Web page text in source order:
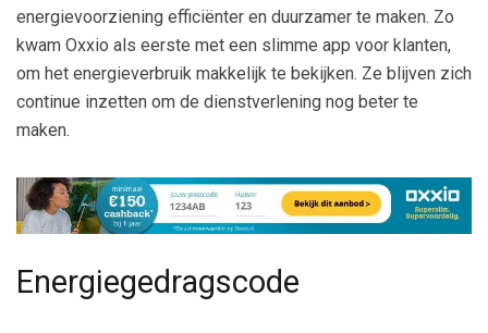
energievoorziening efficiënter en duurzamer te maken. Zo
kwam Oxxio als eerste met een slimme app voor klanten,
om het energieverbruik makkelijk te bekijken. Ze blijven zich
continue inzetten om de dienstverlening nog beter te
maken.
Energiegedragscode